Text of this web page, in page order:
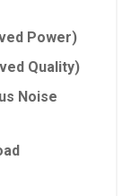
Power)
Quality)
Noise